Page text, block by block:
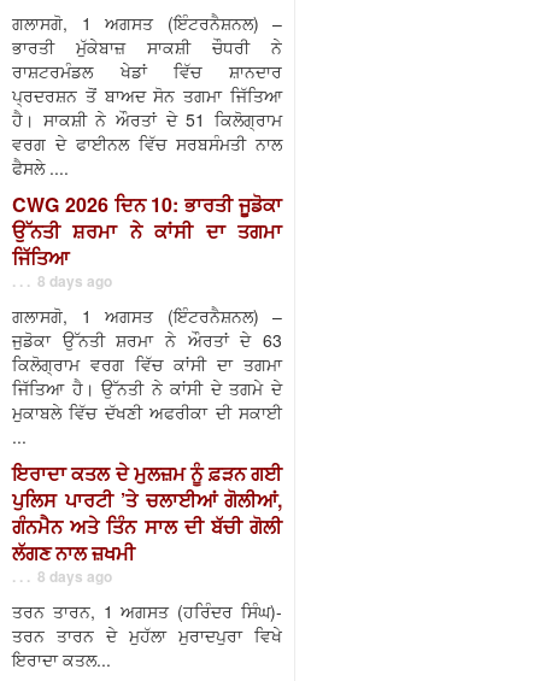
ਗਲਾਸਗੋ, 1 ਅਗਸਤ (ਇੰਟਰਨੈਸ਼ਨਲ) –
ਭਾਰਤੀ ਮੁੱਕੇਬਾਜ਼ ਸਾਕਸ਼ੀ ਚੌਧਰੀ ਨੇ
ਰਾਸ਼ਟਰਮੰਡਲ ਖੇਡਾਂ ਵਿੱਚ ਸ਼ਾਨਦਾਰ
ਪ੍ਰਦਰਸ਼ਨ ਤੋਂ ਬਾਅਦ ਸੋਨ ਤਗਮਾ ਜਿੱਤਿਆ
ਹੈ। ਸਾਕਸ਼ੀ ਨੇ ਔਰਤਾਂ ਦੇ 51 ਕਿਲੋਗ੍ਰਾਮ
ਵਰਗ ਦੇ ਫਾਈਨਲ ਵਿੱਚ ਸਰਬਸੰਮਤੀ ਨਾਲ
ਫੈਸਲੇ ....
CWG 2026 ਦਿਨ 10: ਭਾਰਤੀ ਜੂਡੋਕਾ
ਉੱਨਤੀ ਸ਼ਰਮਾ ਨੇ ਕਾਂਸੀ ਦਾ ਤਗਮਾ
ਜਿੱਤਿਆ
. . . 8 days ago
ਗਲਾਸਗੋ, 1 ਅਗਸਤ (ਇੰਟਰਨੈਸ਼ਨਲ) –
ਜੁਡੋਕਾ ਉੱਨਤੀ ਸ਼ਰਮਾ ਨੇ ਔਰਤਾਂ ਦੇ 63
ਕਿਲੋਗ੍ਰਾਮ ਵਰਗ ਵਿੱਚ ਕਾਂਸੀ ਦਾ ਤਗਮਾ
ਜਿੱਤਿਆ ਹੈ। ਉੱਨਤੀ ਨੇ ਕਾਂਸੀ ਦੇ ਤਗਮੇ ਦੇ
ਮੁਕਾਬਲੇ ਵਿੱਚ ਦੱਖਣੀ ਅਫਰੀਕਾ ਦੀ ਸਕਾਈ
...
ਇਰਾਦਾ ਕਤਲ ਦੇ ਮੁਲਜ਼ਮ ਨੂੰ ਫ਼ੜਨ ਗਈ
ਪੁਲਿਸ ਪਾਰਟੀ ’ਤੇ ਚਲਾਈਆਂ ਗੋਲੀਆਂ,
ਗੰਨਮੈਨ ਅਤੇ ਤਿੰਨ ਸਾਲ ਦੀ ਬੱਚੀ ਗੋਲੀ
ਲੱਗਣ ਨਾਲ ਜ਼ਖਮੀ
. . . 8 days ago
ਤਰਨ ਤਾਰਨ, 1 ਅਗਸਤ (ਹਰਿੰਦਰ ਸਿੰਘ)-
ਤਰਨ ਤਾਰਨ ਦੇ ਮੁਹੱਲਾ ਮੁਰਾਦਪੁਰਾ ਵਿਖੇ
ਇਰਾਦਾ ਕਤਲ...